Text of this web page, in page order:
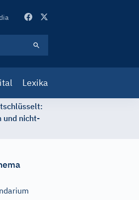
Lexika
und nicht-